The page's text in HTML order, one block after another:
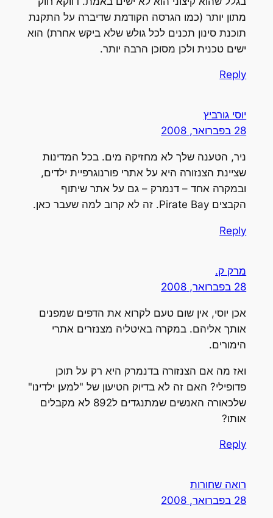
מתון יותר (כמו הגרסה הקודמת שדיברה על התקנת
תוכנת סינון תכנים לכל גולש שלא ביקש אחרת) הוא
ישים טכנית ולכן מסוכן הרבה יותר.
Reply
יוסי גורביץ
28 בפברואר, 2008
ניר, הטענה שלך לא מחזיקה מים. בכל המדינות
שציינת הצנזורה היא על אתרי פורנוגרפיית ילדים,
ובמקרה אחד – דנמרק – גם על אתר שיתוף
הקבצים Pirate Bay. זה לא קרוב למה שעבר כאן.
Reply
מרק ק.
28 בפברואר, 2008
אכן יוסי, אין שום טעם לקרוא את הדפים שמפנים
אותך אליהם. במקרה באיטליה מצנזרים אתרי
הימורים.
ואז מה אם הצנזורה בדנמרק היא רק על תוכן
פדופילי? האם זה לא בדיוק הטיעון של "למען ילדינו"
שלכאורה האנשים שמתנגדים ל892 לא מקבלים
אותו?
Reply
רואה שחורות
28 בפברואר, 2008